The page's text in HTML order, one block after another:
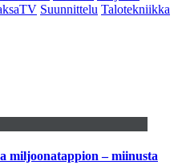
Suunnittelu Talotekniikka
miljoonatappion – miinusta